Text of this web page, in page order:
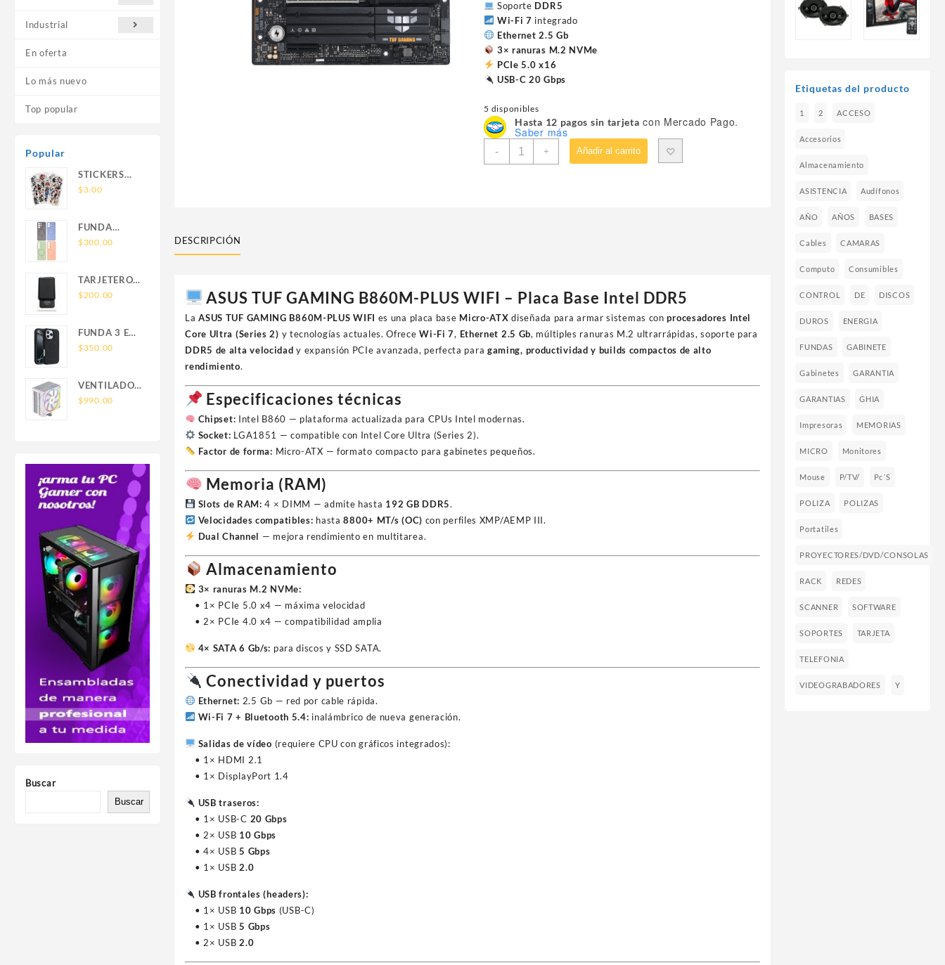
Industrial
En oferta
Lo más nuevo
Top popular
Popular
STICKERS
UNIVERSALES
$3.00
FUNDA
NOVA SAM
SIN SOPORTE
MAGNETICO
$300.00
TARJETERO
SIN SOPORTE
LEATHER
WALLET
$200.00
FUNDA 3 EN
1 TIPO
SAM S26
ULTRA
$350.00
VENTILADOR
P/CPU
HEX50,RGB,4
PIPAS,TDP
220W,AMD/INTEL,1*FAN
120MM,PWN
4 PIN+ARGB
3
PIN,BLANCO
$990.00
Buscar
Buscar
Soporte DDR5
Wi-Fi 7 integrado
Ethernet 2.5 Gb
3× ranuras M.2 NVMe
PCIe 5.0 x16
USB-C 20 Gbps
5 disponibles
Hasta 12 pagos sin tarjeta con Mercado Pago.
Saber más
-
MOTHERBOARD
5.0,WIFI7,MICRO
cantidad
+ Añadir al carrito
DESCRIPCIÓN
ASUS TUF GAMING B860M-PLUS WIFI – Placa Base Intel DDR5
LaASUS TUF GAMING B860M-PLUS WIFI es una placa base Micro-ATX diseñada para armar sistemas conprocesadores Intel
Core Ultra (Series 2) y tecnologías actuales. OfreceWi-Fi 7, Ethernet 2.5 Gb, múltiples ranuras M.2 ultrarrápidas, soporte para
DDR5 de alta velocidad y expansión PCIe avanzada, perfecta para gaming, productividad y builds compactos de alto
rendimiento.
Especificaciones técnicas
Chipset: Intel B860 — plataforma actualizada para CPUs Intel modernas.
Socket: LGA1851 — compatible con Intel Core Ultra (Series 2).
Factor de forma: Micro-ATX — formato compacto para gabinetes pequeños.
Memoria (RAM)
Slots de RAM: 4 × DIMM — admite hasta 192 GB DDR5.
Velocidades compatibles: hasta8800+ MT/s (OC) con perfiles XMP/AEMP III.
Dual Channel — mejora rendimiento en multitarea.
Almacenamiento
3× ranuras M.2 NVMe:
• 1× PCIe 5.0 x4 — máxima velocidad
• 2× PCIe 4.0 x4 — compatibilidad amplia
4× SATA 6 Gb/s: para discos y SSD SATA.
Conectividad y puertos
Ethernet: 2.5 Gb — red por cable rápida.
Wi-Fi 7 + Bluetooth 5.4: inalámbrico de nueva generación.
Salidas de vídeo (requiere CPU con gráficos integrados):
• 1× HDMI 2.1
• 1× DisplayPort 1.4
USB traseros:
• 1× USB-C 20 Gbps
• 2× USB 10 Gbps
• 4× USB5 Gbps
• 1× USB2.0
USB frontales (headers):
• 1× USB 10 Gbps (USB-C)
• 1× USB5 Gbps
• 2× USB2.0
Etiquetas del producto
1 2 ACCESO
Accesorios
Almacenamiento
ASISTENCIA Audífonos
AÑO AÑOS BASES
Cables CAMARAS
Computo Consumibles
CONTROL DE DISCOS
DUROS ENERGIA
FUNDAS GABINETE
Gabinetes GARANTIA
GARANTIAS GHIA
Impresoras MEMORIAS
MICRO Monitores
Mouse P/TV/ Pc´s
POLIZA POLIZAS
Portatiles
PROYECTORES/DVD/CONSOLAS
RACK REDES
SCANNER SOFTWARE
SOPORTES TARJETA
TELEFONIA
VIDEOGRABADORES Y